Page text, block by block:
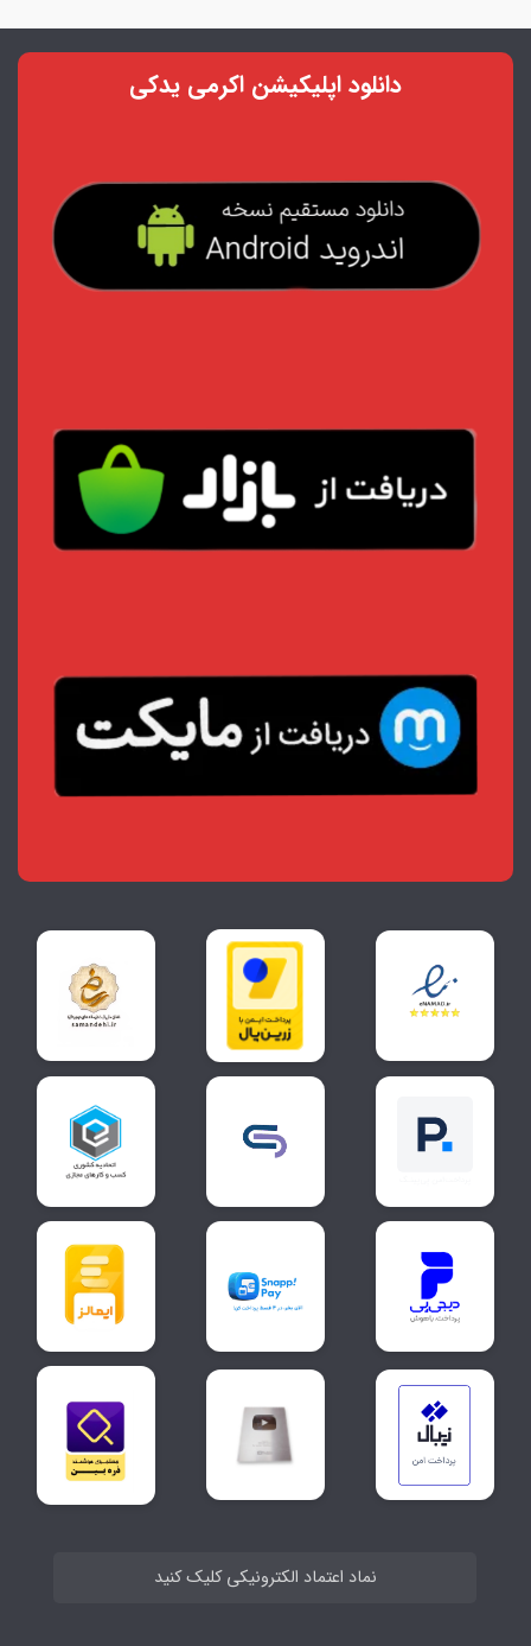
دانلود اپلیکیشن اکرمی یدکی
نماد اعتماد الکترونیکی کلیک کنید